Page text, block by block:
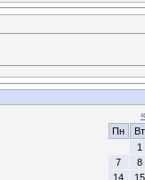
«
Пн
Вт
1
7
8
14
15